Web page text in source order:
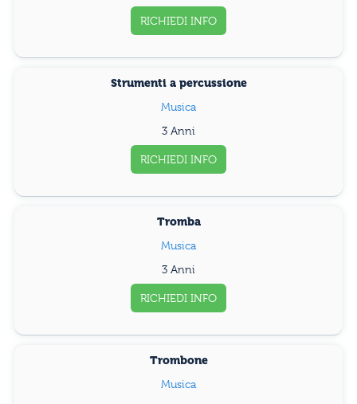
RICHIEDI INFO
Strumenti a percussione
Musica
3 Anni
RICHIEDI INFO
Tromba
Musica
3 Anni
RICHIEDI INFO
Trombone
Musica